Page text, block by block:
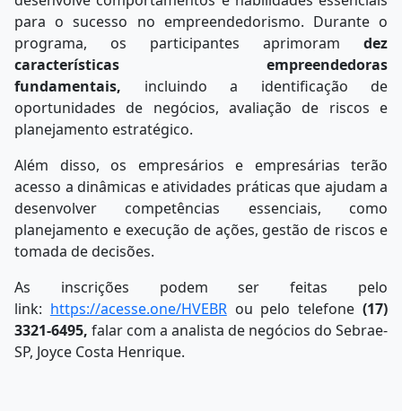
para o sucesso no empreendedorismo. Durante o
programa, os participantes aprimoram dez
características empreendedoras
fundamentais, incluindo a identificação de
oportunidades de negócios, avaliação de riscos e
planejamento estratégico.
Além disso, os empresários e empresárias terão
acesso a dinâmicas e atividades práticas que ajudam a
desenvolver competências essenciais, como
planejamento e execução de ações, gestão de riscos e
tomada de decisões.
As inscrições podem ser feitas pelo
link: https://acesse.one/HVEBRou pelo telefone(17)
3321-6495, falar com a analista de negócios do Sebrae-
SP, Joyce Costa Henrique.